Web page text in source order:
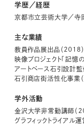
学歴／経歴
京都市立芸術大学／寺
主な業績
教員作品展出品（2018）
映像プロジェクト「記憶
アートベース石引設計監
石引商店街活性化事業
学外活動
金沢大学非常勤講師（
グラフィックトライアル